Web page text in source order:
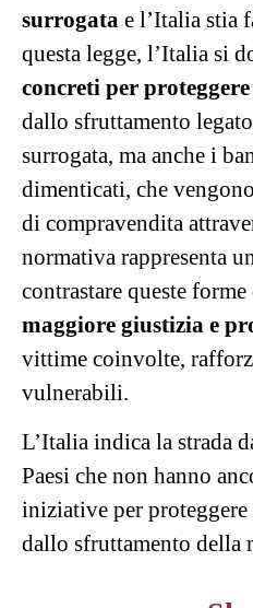
surrogata e l’Italia stia
questa legge, l’Italia si
concreti per proteggere
dallo sfruttamento
surrogata, ma anche i
dimenticati, che
di compravendita
normativa rappresenta
contrastare queste
maggiore giustizia e
vittime coinvolte,
vulnerabili.
L’Italia indica la strada
Paesi che non hanno
iniziative per
dallo sfruttamento della